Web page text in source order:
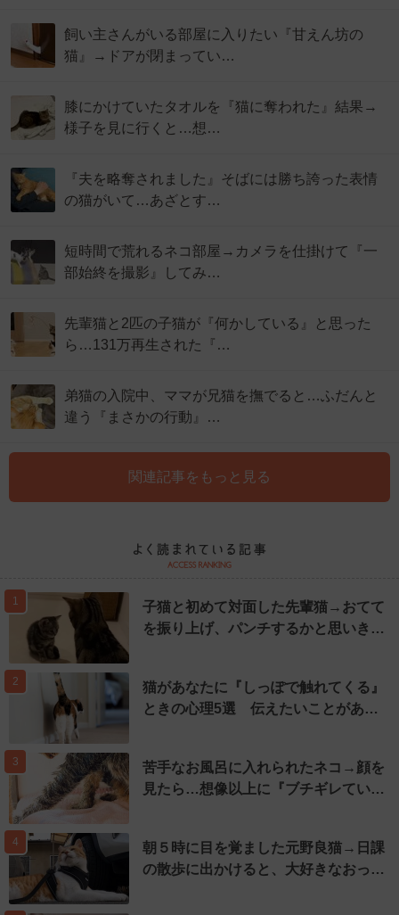
飼い主さんがいる部屋に入りたい『甘えん坊の
猫』→ドアが閉まってい…
膝にかけていたタオルを『猫に奪われた』結果→
様子を見に行くと…想…
『夫を略奪されました』そばには勝ち誇った表情
の猫がいて…あざとす…
短時間で荒れるネコ部屋→カメラを仕掛けて『一
部始終を撮影』してみ…
先輩猫と2匹の子猫が『何かしている』と思った
ら…131万再生された『…
弟猫の入院中、ママが兄猫を撫でると…ふだんと
違う『まさかの行動』…
関連記事をもっと見る
1
子猫と初めて対面した先輩猫→おてて
を振り上げ、パンチするかと思いき…
2
猫があなたに『しっぽで触れてくる』
ときの心理5選 伝えたいことがあ…
3
苦手なお風呂に入れられたネコ→顔を
見たら…想像以上に『ブチギレてい…
4
朝５時に目を覚ました元野良猫→日課
の散歩に出かけると、大好きなおっ…